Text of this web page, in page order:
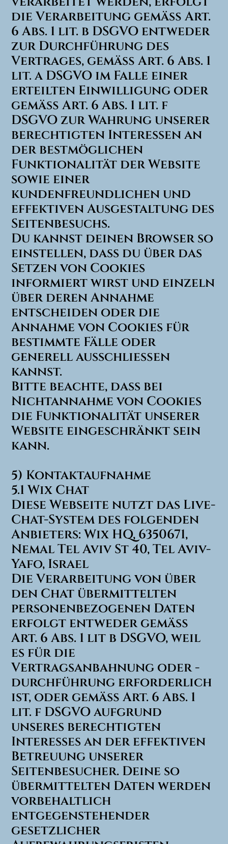
die Verarbeitung gemäß Art.
6 Abs. 1 lit. b DSGVO entweder
zur Durchführung des
Vertrages, gemäß Art. 6 Abs. 1
lit. a DSGVO im Falle einer
erteilten Einwilligung oder
gemäß Art. 6 Abs. 1 lit. f
DSGVO zur Wahrung unserer
berechtigten Interessen an
der bestmöglichen
Funktionalität der Website
sowie einer
kundenfreundlichen und
effektiven Ausgestaltung des
Seitenbesuchs.
Du kannst deinen Browser so
einstellen, dass du über das
Setzen von Cookies
informiert wirst und einzeln
über deren Annahme
entscheiden oder die
Annahme von Cookies für
bestimmte Fälle oder
generell ausschließen
kannst.
Bitte beachte, dass bei
Nichtannahme von Cookies
die Funktionalität unserer
Website eingeschränkt sein
kann.
5) Kontaktaufnahme
5.1 Wix Chat
Diese Webseite nutzt das Live-
Chat-System des folgenden
Anbieters: Wix HQ, 6350671,
Nemal Tel Aviv St 40, Tel Aviv-
Yafo, Israel
Die Verarbeitung von über
den Chat übermittelten
personenbezogenen Daten
erfolgt entweder gemäß
Art. 6 Abs. 1 lit b DSGVO, weil
es für die
Vertragsanbahnung oder -
durchführung erforderlich
ist, oder gemäß Art. 6 Abs. 1
lit. f DSGVO aufgrund
unseres berechtigten
Interesses an der effektiven
Betreuung unserer
Seitenbesucher. Deine so
übermittelten Daten werden
vorbehaltlich
entgegenstehender
gesetzlicher